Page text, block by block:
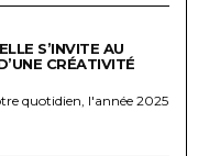
S’INVITE AU
CRÉATIVITÉ
quotidien, l'année 2025